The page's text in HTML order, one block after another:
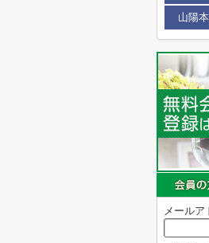
山陽
メールア